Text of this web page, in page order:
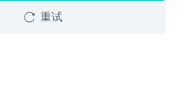
重试